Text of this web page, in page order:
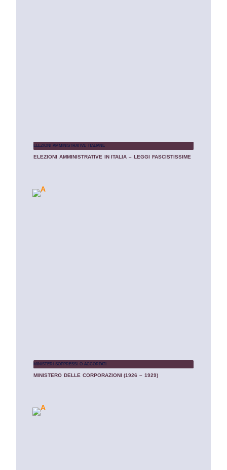
ELEZIONI AMMINISTRATIVE ITALIANE
ELEZIONI AMMINISTRATIVE IN ITALIA – LEGGI FASCISTISSIME
MINISTERI SOPPRESSI O ACCORPATI
MINISTERO DELLE CORPORAZIONI (1926 – 1929)